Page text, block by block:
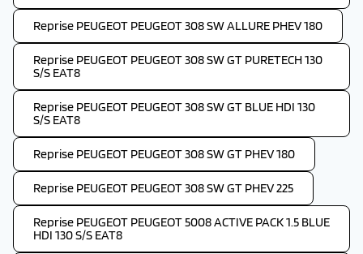
Reprise PEUGEOT PEUGEOT 308 SW ALLURE PHEV 180
Reprise PEUGEOT PEUGEOT 308 SW GT PURETECH 130
S/S EAT8
Reprise PEUGEOT PEUGEOT 308 SW GT BLUE HDI 130
S/S EAT8
Reprise PEUGEOT PEUGEOT 308 SW GT PHEV 180
Reprise PEUGEOT PEUGEOT 308 SW GT PHEV 225
Reprise PEUGEOT PEUGEOT 5008 ACTIVE PACK 1.5 BLUE
HDI 130 S/S EAT8